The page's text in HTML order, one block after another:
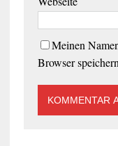
Meinen
Browser